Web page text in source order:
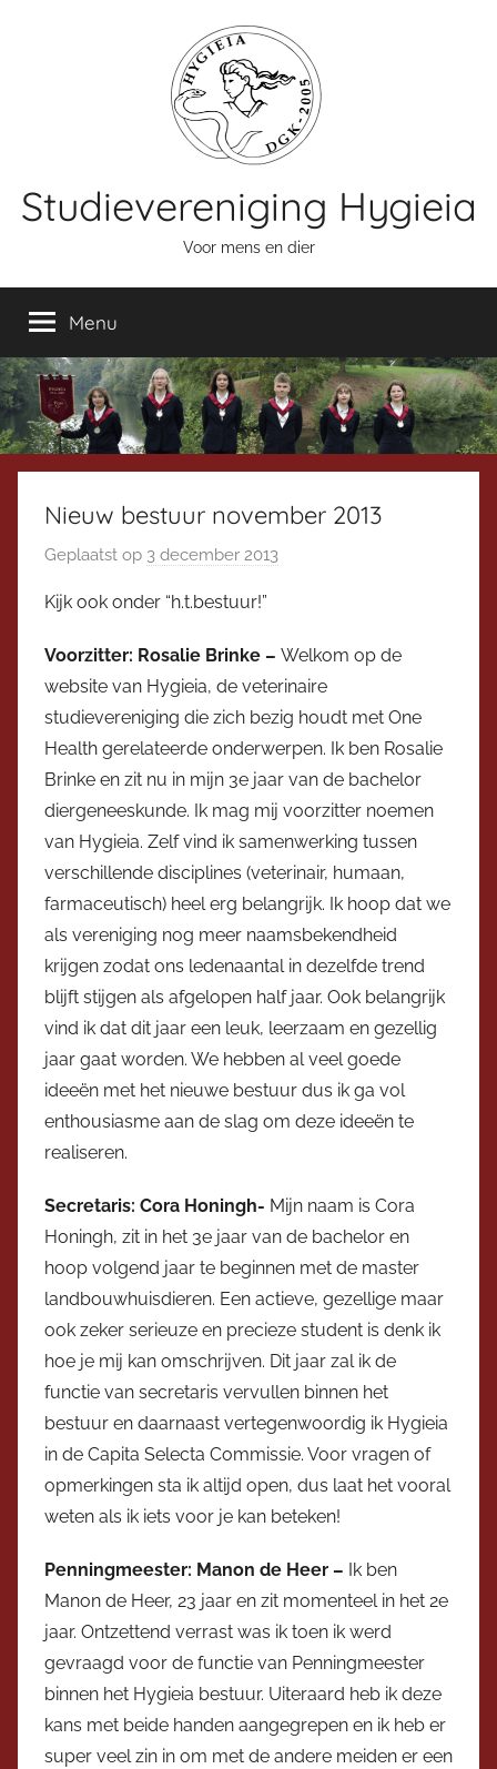
Studievereniging Hygieia
Voor mens en dier
Menu
Nieuw bestuur november 2013
Geplaatst op 3 december 2013
i
c
e
v
o
o
r
z
i
t
t
Kijk ook onder “h.t.bestuur!”
Voorzitter: Rosalie Brinke – Welkom op de
website van Hygieia, de veterinaire
studievereniging die zich bezig houdt met One
Health gerelateerde onderwerpen. Ik ben Rosalie
Brinke en zit nu in mijn 3e jaar van de bachelor
diergeneeskunde. Ik mag mij voorzitter noemen
van Hygieia. Zelf vind ik samenwerking tussen
verschillende disciplines (veterinair, humaan,
farmaceutisch) heel erg belangrijk. Ik hoop dat we
als vereniging nog meer naamsbekendheid
krijgen zodat ons ledenaantal in dezelfde trend
blijft stijgen als afgelopen half jaar. Ook belangrijk
vind ik dat dit jaar een leuk, leerzaam en gezellig
jaar gaat worden. We hebben al veel goede
ideeën met het nieuwe bestuur dus ik ga vol
enthousiasme aan de slag om deze ideeën te
realiseren.
Secretaris: Cora Honingh- Mijn naam is Cora
Honingh, zit in het 3e jaar van de bachelor en
hoop volgend jaar te beginnen met de master
landbouwhuisdieren. Een actieve, gezellige maar
ook zeker serieuze en precieze student is denk ik
hoe je mij kan omschrijven. Dit jaar zal ik de
functie van secretaris vervullen binnen het
bestuur en daarnaast vertegenwoordig ik Hygieia
in de Capita Selecta Commissie. Voor vragen of
opmerkingen sta ik altijd open, dus laat het vooral
weten als ik iets voor je kan beteken!
Penningmeester: Manon de Heer – Ik ben
Manon de Heer, 23 jaar en zit momenteel in het 2e
jaar. Ontzettend verrast was ik toen ik werd
gevraagd voor de functie van Penningmeester
binnen het Hygieia bestuur. Uiteraard heb ik deze
kans met beide handen aangegrepen en ik heb er
super veel zin in om met de andere meiden er een